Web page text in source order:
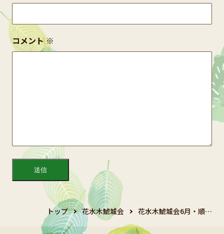
コメント※
トップ 花水木鯱城会 花水木鯱城会6月・順…